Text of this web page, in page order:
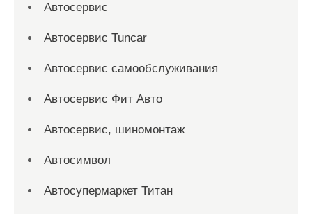
Автосервис
Автосервис Tuncar
Автосервис самообслуживания
Автосервис Фит Авто
Автосервис, шиномонтаж
Автосимвол
Автосупермаркет Титан